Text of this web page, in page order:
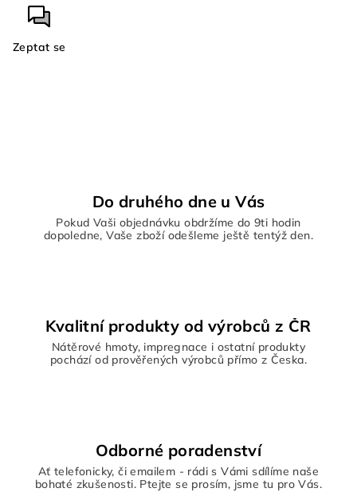
Zeptat se
Do druhého dne u Vás
Pokud Vaši objednávku obdržíme do 9ti hodin
dopoledne, Vaše zboží odešleme ještě tentýž den.
Kvalitní produkty od výrobců z ČR
Nátěrové hmoty, impregnace i ostatní produkty
pochází od prověřených výrobců přímo z Česka.
Odborné poradenství
Ať telefonicky, či emailem - rádi s Vámi sdílíme naše
bohaté zkušenosti. Ptejte se prosím, jsme tu pro Vás.